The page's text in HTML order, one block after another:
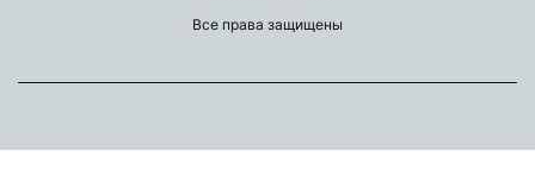
Все права защищены